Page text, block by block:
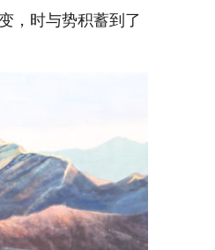
，时与势积蓄到了